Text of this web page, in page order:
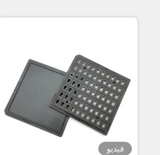
فيديو